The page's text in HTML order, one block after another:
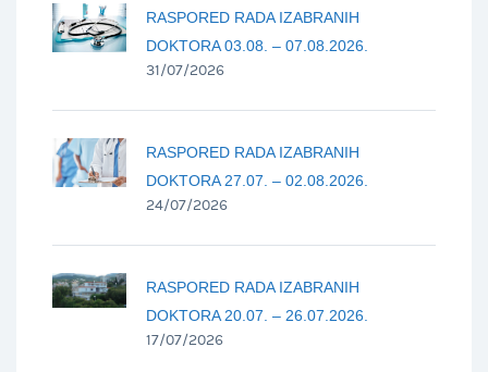
RASPORED RADA IZABRANIH
DOKTORA 03.08. – 07.08.2026.
31/07/2026
RASPORED RADA IZABRANIH
DOKTORA 27.07. – 02.08.2026.
24/07/2026
RASPORED RADA IZABRANIH
DOKTORA 20.07. – 26.07.2026.
17/07/2026